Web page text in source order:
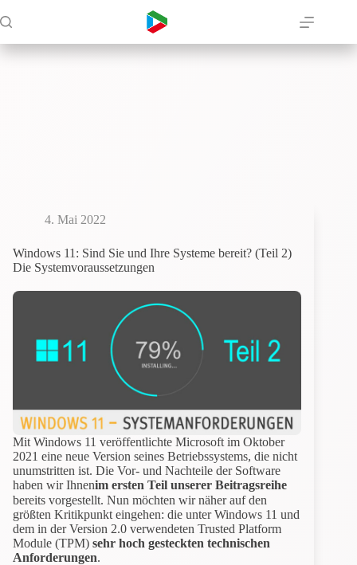
Inhalt
4. Mai 2022
Windows 11: Sind Sie und Ihre Systeme bereit? (Teil 2)
Die Systemvoraussetzungen
Mit Windows 11 veröffentlichte Microsoft im Oktober
2021 eine neue Version seines Betriebssystems, die nicht
unumstritten ist. Die Vor- und Nachteile der Software
haben wir Ihnenim ersten Teil unserer Beitragsreihe
bereits vorgestellt. Nun möchten wir näher auf den
größten Kritikpunkt eingehen: die unter Windows 11 und
dem in der Version 2.0 verwendeten Trusted Platform
Module (TPM) sehr hoch gesteckten technischen
Anforderungen.